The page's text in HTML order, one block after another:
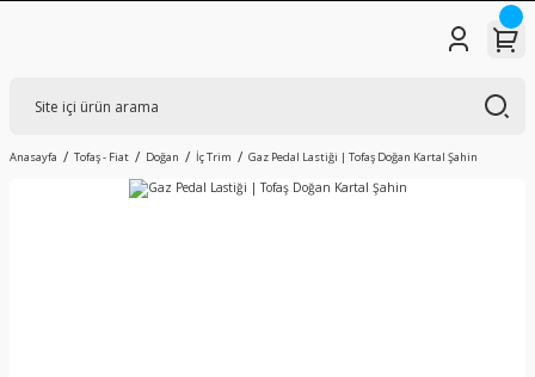
Anasayfa Tofaş - Fiat Doğan İç Trim Gaz Pedal Lastiği | Tofaş Doğan Kartal Şahin